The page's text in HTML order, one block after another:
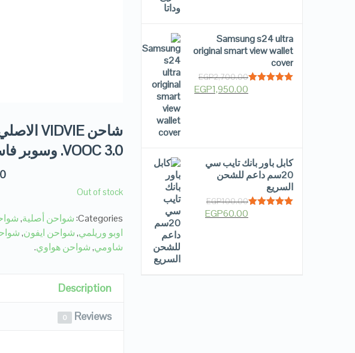
VOOC 3.0. وسوبر فاست CHARGE
Out of stock
Categories: شواحن أصلية,
اوبو وريلمي,شواحن ايفون,
شاومي,شواحن هواوي.
Description
Reviews
0
Samsung s24 ultra
original smart view wallet
cover
EGP2,700.00
EGP1,950.00
كابل باور بانك تايب سي
20سم داعم للشحن
السريع
EGP100.00
EGP60.00